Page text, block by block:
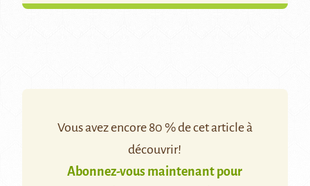
Vous avez encore 80 % de cet article à
découvrir!
Abonnez-vous maintenant pour